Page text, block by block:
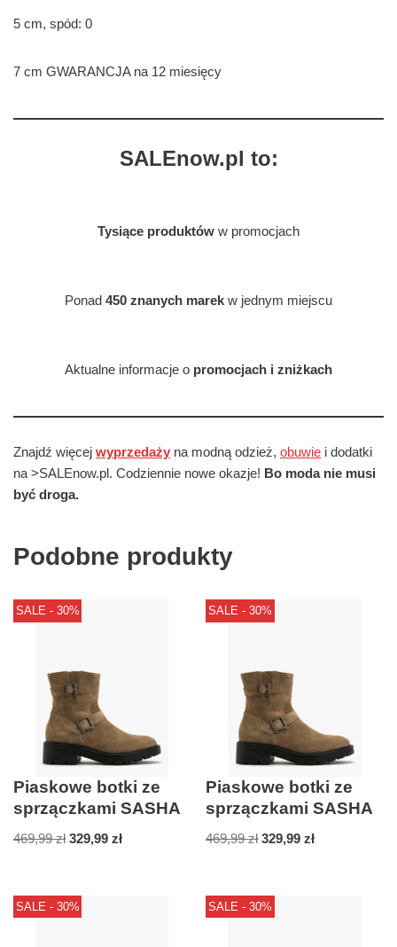
5 cm, spód: 0
7 cm GWARANCJA na 12 miesięcy
SALEnow.pl to:
Tysiące produktów w promocjach
Ponad 450 znanych marek w jednym miejscu
Aktualne informacje o promocjach i zniżkach
Znajdź więcej wyprzedaży na modną odzież, obuwie i dodatki
na >SALEnow.pl. Codziennie nowe okazje! Bo moda nie musi
być droga.
Podobne produkty
SALE - 30%
Piaskowe botki ze
sprzączkami SASHA
469,99zł 329,99 zł
SALE - 30%
Piaskowe botki ze
sprzączkami SASHA
469,99zł 329,99zł
SALE - 30% SALE - 30%